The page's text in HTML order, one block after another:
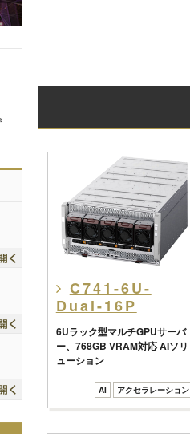
Toggle
C741-6U-
Dual-16P
6Uラック型マルチGPUサーバ
ー、768GB VRAM対応 AIソリ
ューション
AI アクセラレーション